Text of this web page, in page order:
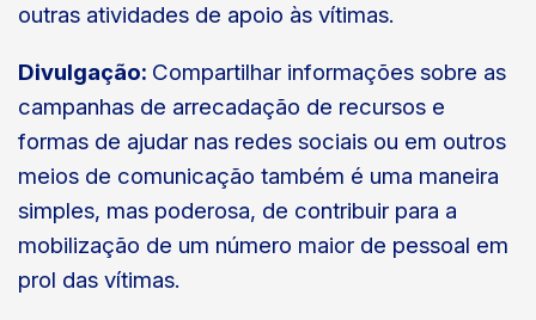
outras atividades de apoio às vítimas.
Divulgação: Compartilhar informações sobre as
campanhas de arrecadação de recursos e
formas de ajudar nas redes sociais ou em outros
meios de comunicação também é uma maneira
simples, mas poderosa, de contribuir para a
mobilização de um número maior de pessoal em
prol das vítimas.